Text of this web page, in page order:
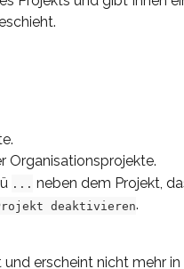
Organisationsprojekte.
... neben dem Projekt,
deaktivieren.
und erscheint nicht mehr